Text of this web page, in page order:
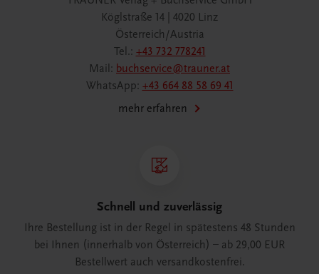
Köglstraße 14 | 4020 Linz
Österreich/Austria
Tel.: +43 732 778241
Mail: buchservice@trauner.at
WhatsApp: +43 664 88 58 69 41
mehr erfahren
Schnell und zuverlässig
Ihre Bestellung ist in der Regel in spätestens 48 Stunden
bei Ihnen (innerhalb von Österreich) – ab 29,00 EUR
Bestellwert auch versandkostenfrei.